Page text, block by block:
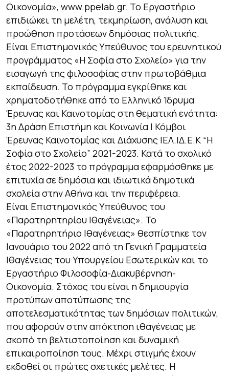
Οικονομία», www.ppelab.gr. To Eργαστήριο
επιδιώκει τη μελέτη, τεκμηρίωση, ανάλυση και
προώθηση προτάσεων δημόσιας πολιτικής.
Είναι Επιστημονικός Υπεύθυνος του ερευνητικού
προγράμματος «Η Σοφία στο Σχολείο» για την
εισαγωγή της φιλοσοφίας στην πρωτοβάθμια
εκπαίδευση. To πρόγραμμα εγκρίθηκε και
χρηματοδοτήθηκε από το Ελληνικό Ίδρυμα
Έρευνας και Καινοτομίας στη θεματική ενότητα:
3η Δράση Επιστήμη και Κοινωνία | Κόμβοι
Έρευνας Καινοτομίας και Διάχυσης |ΕΛ.ΙΔ.Ε.Κ “H
Σοφία στο Σχολείο” 2021-2023. Κατά το σχολικό
έτος 2022-2023 το πρόγραμμα εφαρμόσθηκε με
επιτυχία σε δημόσια και ιδιωτικά δημοτικά
σχολεία στην Αθήνα και την περιφέρεια.
Είναι Επιστημονικός Υπεύθυνος του
«Παρατηρητηρίου Ιθαγένειας». Το
«Παρατηρητήριο Ιθαγένειας» θεσπίστηκε τον
Ιανουάριο του 2022 από τη Γενική Γραμματεία
Ιθαγένειας του Υπουργείου Εσωτερικών και το
Εργαστήριο Φιλοσοφία-Διακυβέρνηση-
Οικονομία. Στόχος του είναι η δημιουργία
προτύπων αποτύπωσης της
αποτελεσματικότητας των δημόσιων πολιτικών,
που αφορούν στην απόκτηση ιθαγένειας με
σκοπό τη βελτιστοποίηση και δυναμική
επικαιροποίηση τους. Μέχρι στιγμής έχουν
εκδοθεί οι πρώτες σχετικές μελέτες. Η